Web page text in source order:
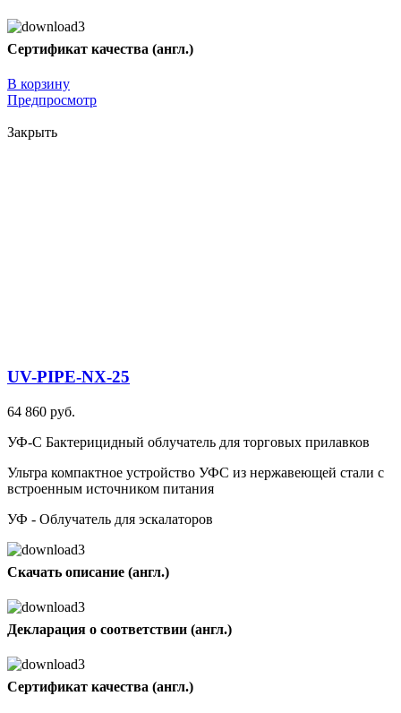
Сертификат качества (англ.)
В корзину
Предпросмотр
Закрыть
UV-PIPE-NX-25
64 860 руб.
УФ-С Бактерицидный облучатель для торговых прилавков
Ультра компактное устройство УФС из нержавеющей стали с
встроенным источником питания
УФ - Облучатель для эскалаторов
Скачать описание (англ.)
Декларация о соответствии (англ.)
Сертификат качества (англ.)